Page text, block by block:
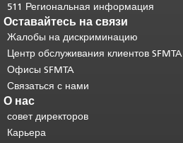
511 Региональная информация
Оставайтесь на связи
Жалобы на дискриминацию
Центр обслуживания клиентов SFMTA
Офисы SFMTA
Связаться с нами
О нас
совет директоров
Карьера